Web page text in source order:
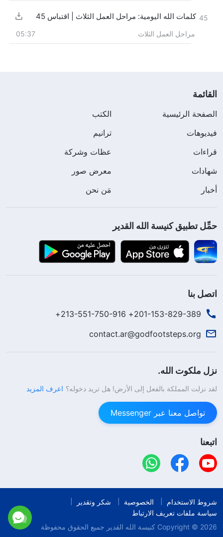
45 كلمات الله اليومية: مراحل العمل الثلاث | اقتباس 45
مراحل العمل الثلاث 05:37
القائمة
الصفحة الرئيسية
الكتب
فيديوهات
ترانيم
قراءات
عظات وشركة
شهادات
معرض صور
أخبار
مَن نحن
حمِّل تطبيق كنيسة الله القدير
اتصل بنا
201-153-829-389+ 213-551-750-916+
contact.ar@godfootsteps.org
نزل ملكوت الله.
لقد نزلت المملكة بالفعل إلى الأرض! هل تريد دخوله؟ اعرف المزيد
تواصل معنا عبر Messenger
اتبعنا
شروط الاستخدام الخصوصية
شكر وتقدير
سياسة ملفات تعريف الارتباط
Copyright © 2026 كنيسة الله القدير جميع الحقوق محفوظة